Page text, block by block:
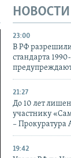
НОВОСТИ
23:00
В РФ
стандарта
21:27
До 10 лет
участнику
– Прокуратура
19:42